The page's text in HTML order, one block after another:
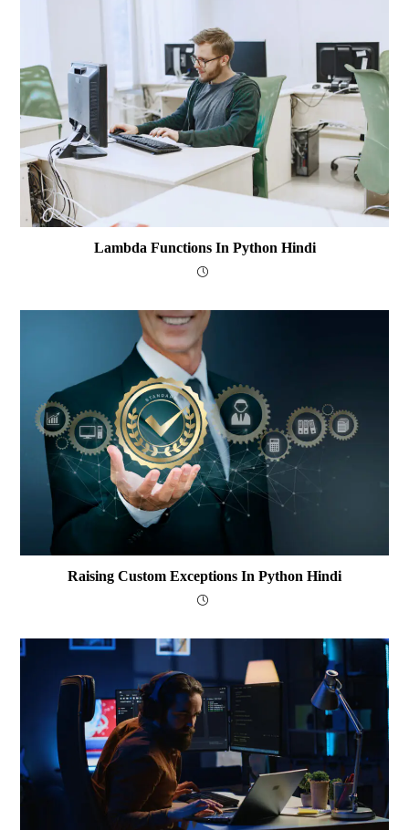
Lambda Functions In Python Hindi
Raising Custom Exceptions In Python Hindi